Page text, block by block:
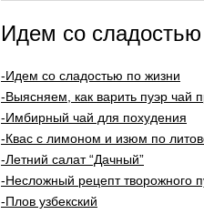
Идем со
-Идем со сладостью по жизни
-Выясняем, как варить пуэр чай
-Имбирный чай для похудения
-Квас с лимоном и изюм по
-Летний салат “Дачный”
-Несложный рецепт творожного
-Плов узбекский